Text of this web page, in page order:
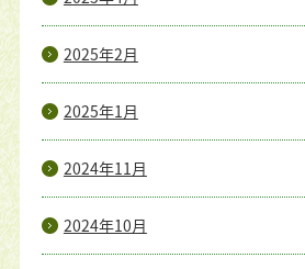
2025年2月
2025年1月
2024年11月
2024年10月